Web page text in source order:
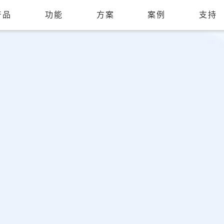
品 功能 方案 案例 支持